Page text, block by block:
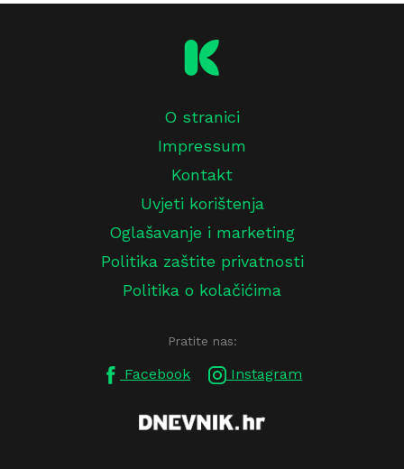
O stranici
Impressum
Kontakt
Uvjeti korištenja
Oglašavanje i marketing
Politika zaštite privatnosti
Politika o kolačićima
Pratite nas:
Facebook Instagram